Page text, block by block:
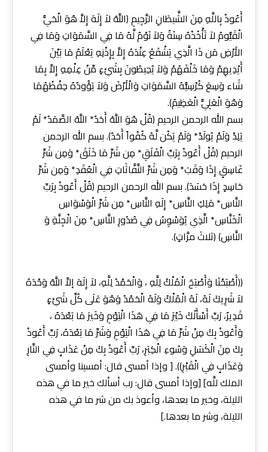
أَعُوذُ بِاللَّهِ مِنَ الشَّيطَانِ الرَّجِيمِ ﴿اللَّهُ لاَ إِلَهَ إِلاَّ هُوَ الْحَيُّ
الْقَيُّومُ لاَ تَأْخُذُهُ سِنَةٌ وَلاَ نَوْمٌ لَّهُ مَا فِي السَّمَوَاتِ وَمَا فِي
الأَرْضِ مَن ذَا الَّذِي يَشْفَعُ عِنْدَهُ إِلاَّ بِإِذْنِهِ يَعْلَمُ مَا بَيْنَ
أَيْدِيهِمْ وَمَا خَلْفَهُمْ وَلاَ يُحِيطُونَ بِشَيْءٍ مِّنْ عِلْمِهِ إِلاَّ بِمَا
شَاء وَسِعَ كُرْسِيُّهُ السَّمَوَاتِ وَالْأَرْضَ وَلاَ يَؤُودُهُ حِفْظُهُمَا
وَهُوَ الْعَلِيُّ الْعَظِيمُ﴾.
بسم الله الرحمن الرحيم ﴿قُلْ هُوَ اللَّهُ أَحَدٌ* اللَّهُ الصَّمَدُ* لَمْ
يَلِدْ وَلَمْ يُولَدْ* وَلَمْ يَكُن لَّهُ كُفُواً أَحَدٌ﴾. بسم الله الرحمن
الرحيم ﴿قُلْ أَعُوذُ بِرَبِّ الْفَلَقِ* مِن شَرِّ مَا خَلَقَ* وَمِن شَرِّ
غَاسِقٍ إِذَا وَقَبَ* وَمِن شَرِّ النَّفَّاثَاتِ فِي الْعُقَدِ* وَمِن شَرِّ
حَاسِدٍ إِذَا حَسَدَ﴾. بسم الله الرحمن الرحيم ﴿قُلْ أَعُوذُ بِرَبِّ
النَّاسِ* مَلِكِ النَّاسِ* إِلَهِ النَّاسِ* مِن شَرِّ الْوَسْوَاسِ
الْخَنَّاسِ* الَّذِي يُوَسْوِسُ فِي صُدُورِ النَّاسِ* مِنَ الْجِنَّةِ وَ
النَّاسِ﴾ (ثلاثَ مرَّاتٍ).
((أَصْبَحْنَا وَأَصْبَحَ الْمُلْكُ لِلَّهِ ، وَالْحَمْدُ لِلَّهِ، لاَ إِلَهَ إلاَّ اللَّهُ وَحْدَهُ
لاَ شَرِيكَ لَهُ، لَهُ الْمُلْكُ وَلَهُ الْحَمْدُ وَهُوَ عَلَى كُلِّ شَيْءٍ
قَدِيرٌ، رَبِّ أَسْأَلُكَ خَيْرَ مَا فِي هَذَا الْيَوْمِ وَخَيرَ مَا بَعْدَهُ ،
وَأَعُوذُ بِكَ مِنْ شَرِّ مَا فِي هَذَا الْيَوْمِ وَشَرِّ مَا بَعْدَهُ، رَبِّ أَعُوذُ
بِكَ مِنَ الْكَسَلِ وَسُوءِ الْكِبَرِ، رَبِّ أَعُوذُ بِكَ مِنْ عَذَابٍ فِي النَّارِ
وَعَذَابٍ فِي الْقَبْرِ)). [ وإذا أمسى قال: أمسينا وأمسى
الملك للَّه] [وإذا أمسى قال: رب أسألك خير ما في هذه
الليلة، وخير ما بعدها، وأعوذ بك من شر ما في هذه
الليلة، وشر ما بعدها.]